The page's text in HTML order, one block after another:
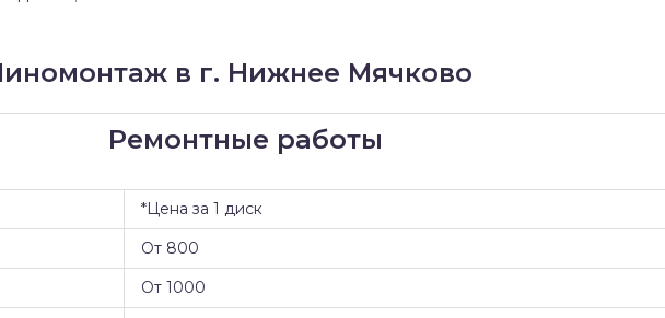
в г. Нижнее Мячково
Ремонтные работы
*Цена за 1 диск
От 800
От 1000